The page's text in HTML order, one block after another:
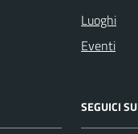
Luoghi
Eventi
SEGUICI SU